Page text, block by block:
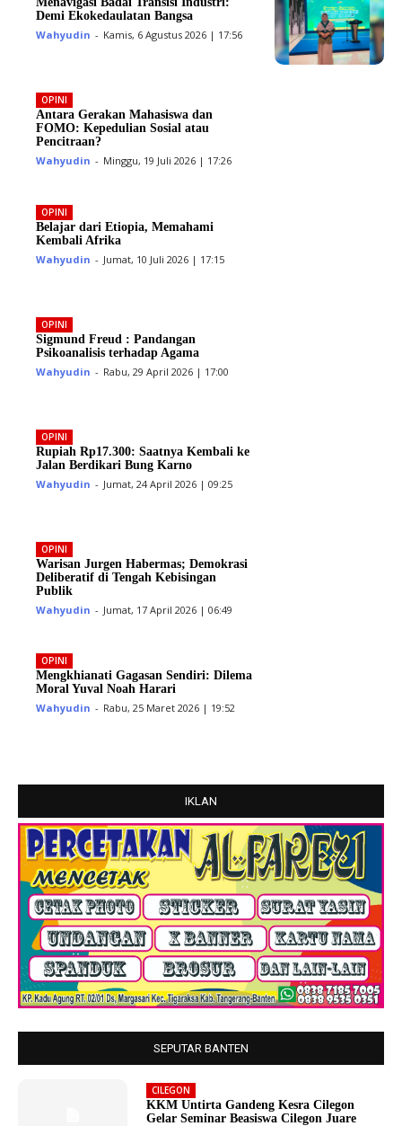
Demi Ekokedaulatan Bangsa
Wahyudin - Kamis, 6 Agustus 2026 | 17:56
OPINI
Antara Gerakan Mahasiswa dan
FOMO: Kepedulian Sosial atau
Pencitraan?
Wahyudin - Minggu, 19 Juli 2026 | 17:26
OPINI
Belajar dari Etiopia, Memahami
Kembali Afrika
Wahyudin - Jumat, 10 Juli 2026 | 17:15
OPINI
Sigmund Freud : Pandangan
Psikoanalisis terhadap Agama
Wahyudin - Rabu, 29 April 2026 | 17:00
OPINI
Rupiah Rp17.300: Saatnya Kembali ke
Jalan Berdikari Bung Karno
Wahyudin - Jumat, 24 April 2026 | 09:25
OPINI
Warisan Jurgen Habermas; Demokrasi
Deliberatif di Tengah Kebisingan
Publik
Wahyudin - Jumat, 17 April 2026 | 06:49
OPINI
Mengkhianati Gagasan Sendiri: Dilema
Moral Yuval Noah Harari
Wahyudin - Rabu, 25 Maret 2026 | 19:52
IKLAN
SEPUTAR BANTEN
CILEGON
KKM Untirta Gandeng Kesra Cilegon
Gelar Seminar Beasiswa Cilegon Juare